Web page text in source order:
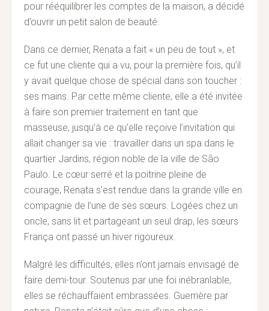
pour rééquilibrer les comptes de la maison, a décidé
d’ouvrir un petit salon de beauté.
Dans ce dernier, Renata a fait « un peu de tout », et
ce fut une cliente qui a vu, pour la première fois, qu’il
y avait quelque chose de spécial dans son toucher :
ses mains. Par cette même cliente, elle a été invitée
à faire son premier traitement en tant que
masseuse, jusqu’à ce qu’elle reçoive l’invitation qui
allait changer sa vie : travailler dans un spa dans le
quartier Jardins, région noble de la ville de São
Paulo. Le cœur serré et la poitrine pleine de
courage, Renata s’est rendue dans la grande ville en
compagnie de l’une de ses sœurs. Logées chez un
oncle, sans lit et partageant un seul drap, les sœurs
França ont passé un hiver rigoureux.
Malgré les difficultés, elles n’ont jamais envisagé de
faire demi-tour. Soutenus par une foi inébranlable,
elles se réchauffaient embrassées. Guerrière par